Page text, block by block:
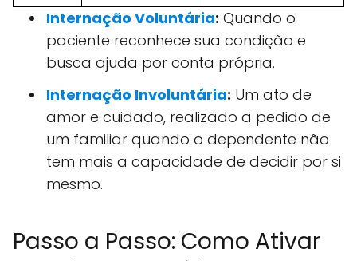
Internação Voluntária: Quando o
paciente reconhece sua condição e
busca ajuda por conta própria.
Internação Involuntária: Um ato de
amor e cuidado, realizado a pedido de
um familiar quando o dependente não
tem mais a capacidade de decidir por si
mesmo.
Passo a Passo: Como Ativar